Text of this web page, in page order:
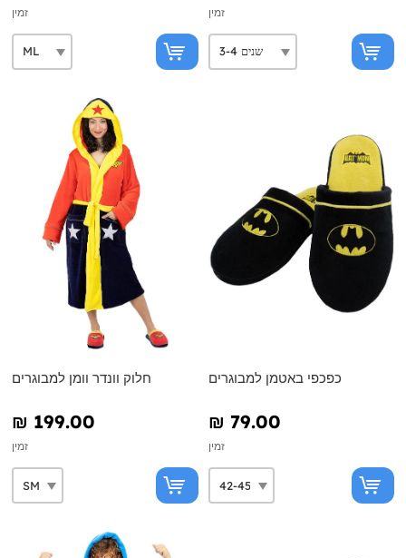
זמין זמין
חלוק וונדר וומן למבוגרים
₪‎ 199.00
זמין
כפכפי באטמן למבוגרים
₪‎ 79.00
זמין